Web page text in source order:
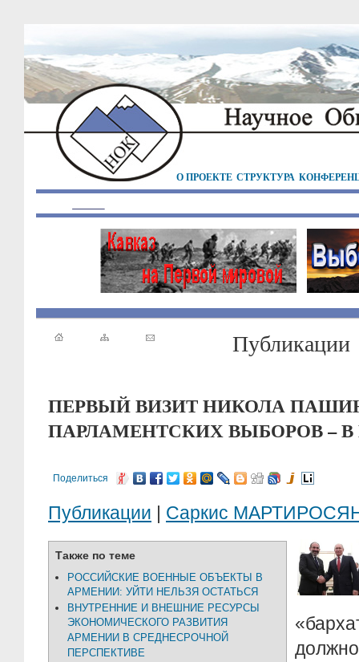
О ПРОЕКТЕ СТРУКТУРА
Публикации
ПЕРВЫЙ ВИЗИТ НИКОЛА
ПАРЛАМЕНТСКИХ ВЫБОРОВ –
Поделиться
Публикации | Саркис
Также по теме
РОССИЙСКИЕ ВОЕННЫЕ ОБЪЕКТЫ В
АРМЕНИИ: УЙТИ НЕЛЬЗЯ ОСТАТЬСЯ
ВНУТРЕННИЕ И ВНЕШНИЕ РЕСУРСЫ
ЭКОНОМИЧЕСКОГО РАЗВИТИЯ
АРМЕНИИ В СРЕДНЕСРОЧНОЙ
ПЕРСПЕКТИВЕ